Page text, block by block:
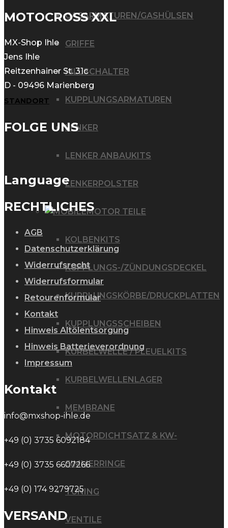
GASARMATUREN/GASHÜLSEN
GRIFFE
KILLSCHALTER
KUPPLUNGSARMATUREN
LENKER
LENKER ANBAUKITS
LENKERPOLSTER
MOTOR TEILE
KOLBENKITS
KUPPLUNGS-/ZÜNDUNGSDECKEL
KUPPLUNGSKÖRBE/DRUCKPLATTEN
KUPPLUNGSSCHEIBEN
KURBELWELLE / PLEUELKITS
KURBELWELLENLAGER
MEMBRANE
MOTORDICHTSATZ & KW-
SIMMERRINGE
TUNING
VENTILE
Varianten
Optionen
auf
gewählt
MOTOCROSS XXL
MX-Shop Ihle
Jens Ihle
Reitzenhainer St. 31c
D - 09496 Marienberg
STANDORT
FOLGE UNS
Language
RECHTLICHES
AGB
Datenschutzerklärung
Widerrufsrecht
Widerrufsformular
Retourenformular
Kontakt
Hinweis Altölentsorgung
Hinweis Batterieverordnung
Impressum
Kontakt
info@mxshop-ihle.de
+49 (0) 3735 6092184
+49 (0) 3735 6607266
+49 (0) 174 9279725
VERSAND